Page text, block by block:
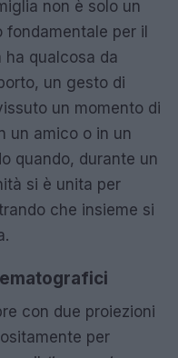
non è solo un
fondamentale per il
qualcosa da
un gesto di
un momento di
un amico o in un
quando, durante un
si è unita per
che insieme si
con due proiezioni
per